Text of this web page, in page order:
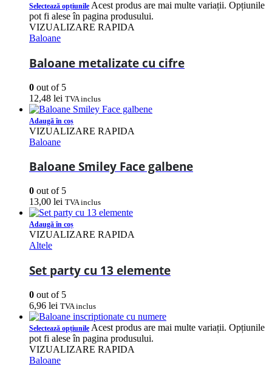
Selectează opțiunile Acest produs are mai multe variații. Opțiunile
pot fi alese în pagina produsului.
VIZUALIZARE RAPIDA
Baloane
Baloane metalizate cu cifre
0 out of 5
12,48 lei TVA inclus
Adaugă în coș
VIZUALIZARE RAPIDA
Baloane
Baloane Smiley Face galbene
0 out of 5
13,00 lei TVA inclus
Adaugă în coș
VIZUALIZARE RAPIDA
Altele
Set party cu 13 elemente
0 out of 5
6,96 lei TVA inclus
Selectează opțiunile Acest produs are mai multe variații. Opțiunile
pot fi alese în pagina produsului.
VIZUALIZARE RAPIDA
Baloane